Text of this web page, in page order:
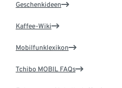
Geschenkideen
Kaffee-Wiki
Mobilfunklexikon
Tchibo MOBIL FAQs